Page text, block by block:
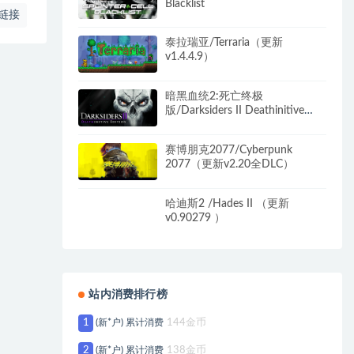
接
Blacklist
泰拉瑞亚/Terraria（更新
v1.4.4.9）
暗黑血统2:死亡终极
版/Darksiders II Deathinitive
赛博朋克2077/Cyberpunk
2077（更新v2.20全DLC）
哈迪斯2 /Hades II （更新
v0.90279 ）
站内消费排行榜
1 (新*户) 累计消费 144金币
2 (新*户) 累计消费 138金币